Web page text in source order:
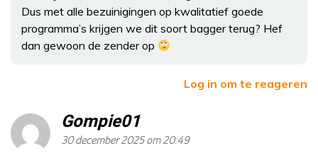
Dus met alle bezuinigingen op kwalitatief goede
programma’s krijgen we dit soort bagger terug? Hef
dan gewoon de zender op
Log in om te reageren
Gompie01
30 december 2025 om 20:49